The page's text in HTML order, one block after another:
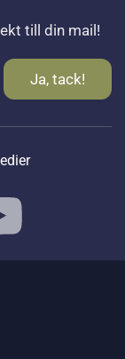
till din mail!